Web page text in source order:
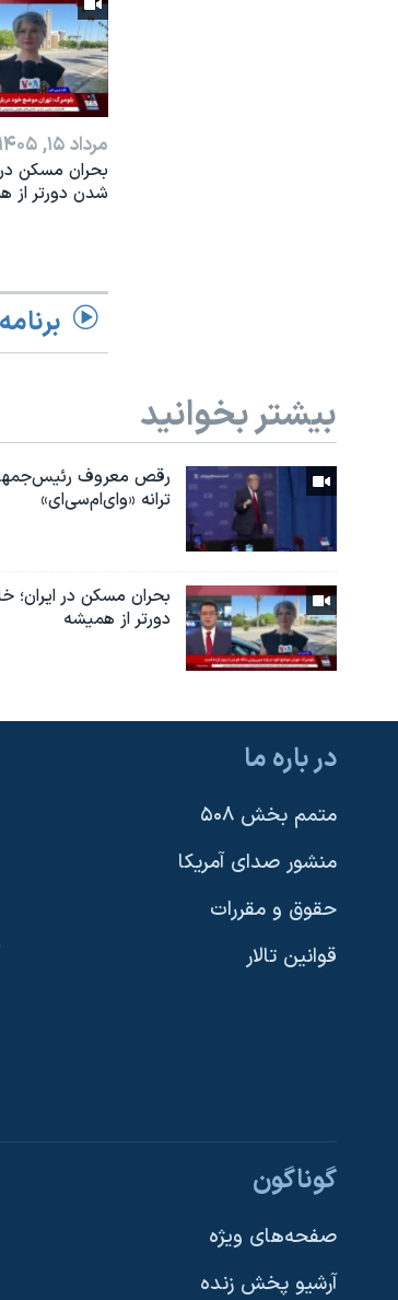
دنبال کنید
مرداد ۱۵, ۱۴۰۵
بحران مسکن در
شدن دورتر از
بیشتر بخوانید
رقص معروف
ترانه «وای‌ام‌سی‌ای»
بحران مسکن در ایران؛
دورتر از همیشه
در باره ما
متمم بخش ۵۰۸
منشور صدای آمریکا
حقوق و مقررات
قوانین تالار
گوناگون
صفحه‌های ویژه
آرشیو پخش زنده